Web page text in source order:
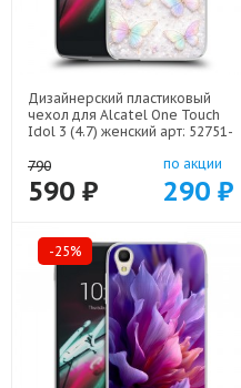
Дизайнерский пластиковый
чехол для Alcatel One Touch
Idol 3 (4.7) женский арт: 52751-
790
590 ₽
по акции
290 ₽
-25%